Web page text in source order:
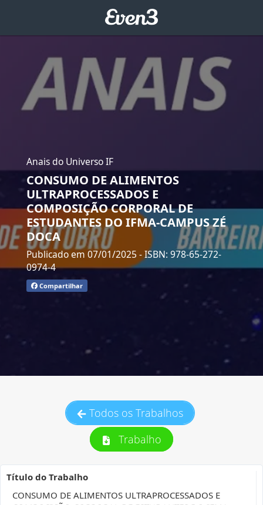
Anais do Universo IF
CONSUMO DE ALIMENTOS
ULTRAPROCESSADOS E
COMPOSIÇÃO CORPORAL DE
ESTUDANTES DO IFMA-CAMPUS ZÉ
DOCA
Publicado em 07/01/2025 - ISBN: 978-65-272-
0974-4
Compartilhar
Todos os Trabalhos
Trabalho
Título do Trabalho
CONSUMO DE ALIMENTOS ULTRAPROCESSADOS E